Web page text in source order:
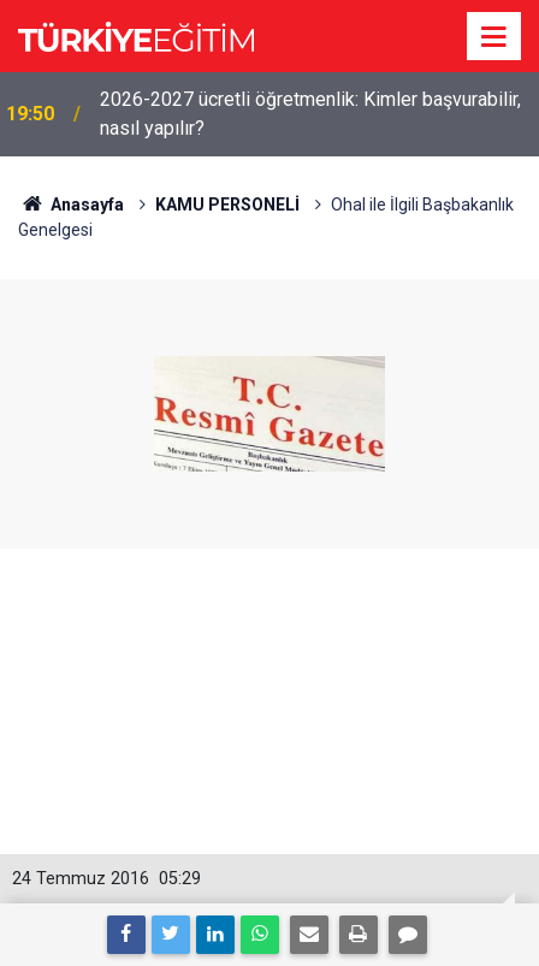
19:50
2026-2027 ücretli öğretmenlik: Kimler başvurabilir,
nasıl yapılır?
Anasayfa KAMU PERSONELİ
Ohal ile İlgili Başbakanlık
Genelgesi
05:29
24 Temmuz 2016